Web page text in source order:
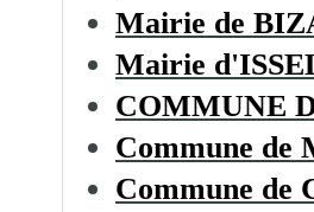
Mairie de
Mairie
COMMUNE
Commune de
Commune de